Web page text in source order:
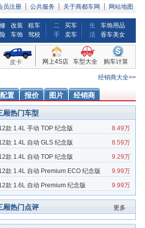
员注册 ┊ 公共服务 ┊ 关于商都车网 ┊ 网站地图
改装
租车
车饰 驾校
二
手
买车
卖车
生
活
车饰用品
香车美女
皮卡 网上4S店 车型大全 购车计算
经销商大全>>
置 报价 图片 经销商
厢热门车型
8.49万
款 1.4L 手动 TOP 纪念版
8.59万
款 1.4L 自动 GLS 纪念版
9.29万
款 1.4L 自动 TOP 纪念版
9.99万
款 1.4L 自动 Premium ECO 纪念版
9.99万
款 1.6L 自动 Premium 纪念版
更多
厢热门点评